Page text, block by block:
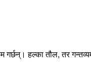
हल्का तौल, तर